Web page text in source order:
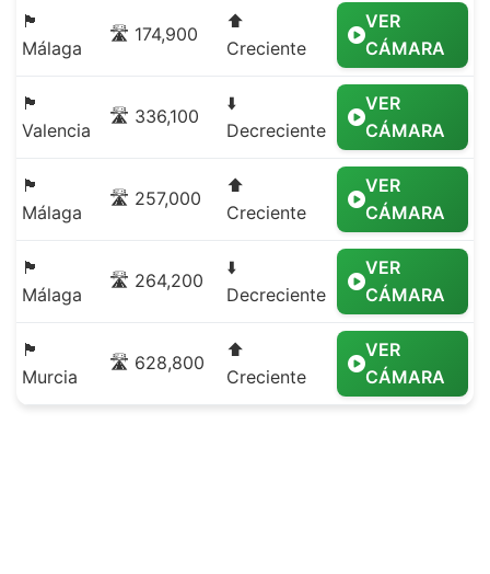
🏴
Málaga
🛣️ 174,900
⬆️
Creciente
VER
CÁMARA
🏴
Valencia
🛣️ 336,100
⬇️
Decreciente
VER
CÁMARA
🏴
Málaga
🛣️ 257,000
⬆️
Creciente
VER
CÁMARA
🏴
Málaga
🛣️ 264,200
⬇️
Decreciente
VER
CÁMARA
🏴
Murcia
🛣️ 628,800
⬆️
Creciente
VER
CÁMARA